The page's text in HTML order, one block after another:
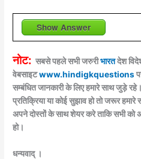
Show Answer
नोट: सबसे पहले सभी जरुरीभारतदेश
वेबसाइटwww.hindigkquestions
सम्बंधित जानकारी के लिए हमारे साथ जुड़े
प्रतिक्रिया या कोई सुझाव हो तो जरूर
अपने दोस्तों के साथ शेयर करे ताकि सभी को
हो।
धन्यवाद् ।